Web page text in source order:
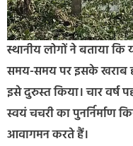
स्थानीय लोगों ने बताया कि
समय-समय पर इसके खराब
इसे दुरुस्त किया। चार वर्ष
स्वयं चचरी का पुनर्निर्माण
आवागमन करते हैं।